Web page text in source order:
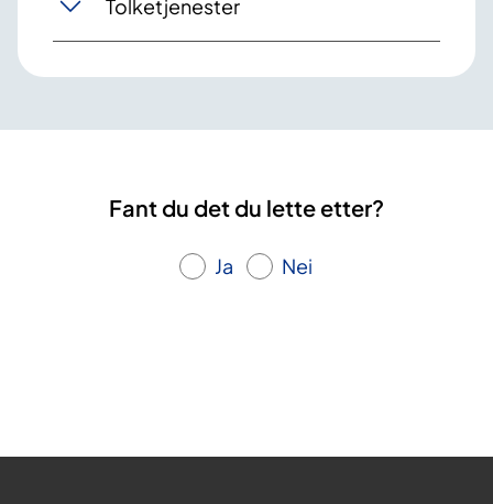
Tolketjenester
Fant du det du lette etter?
Ja Nei